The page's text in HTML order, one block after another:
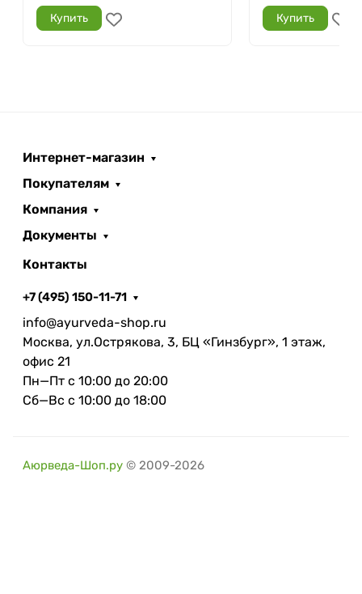
Купить Купить
Интернет-магазин
Покупателям
Компания
Документы
Контакты
+7 (495) 150-11-71
info@ayurveda-shop.ru
Москва, ул.Острякова, 3, БЦ «Гинзбург», 1 этаж,
офис 21
Пн—Пт с 10:00 до 20:00
Сб—Вс с 10:00 до 18:00
Аюрведа-Шоп.ру © 2009-2026